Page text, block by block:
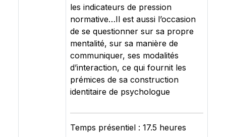
les indicateurs de pression
normative…Il est aussi l’occasion
de se questionner sur sa propre
mentalité, sur sa manière de
communiquer, ses modalités
d’interaction, ce qui fournit les
prémices de sa construction
identitaire de psychologue
Temps présentiel : 17.5 heures